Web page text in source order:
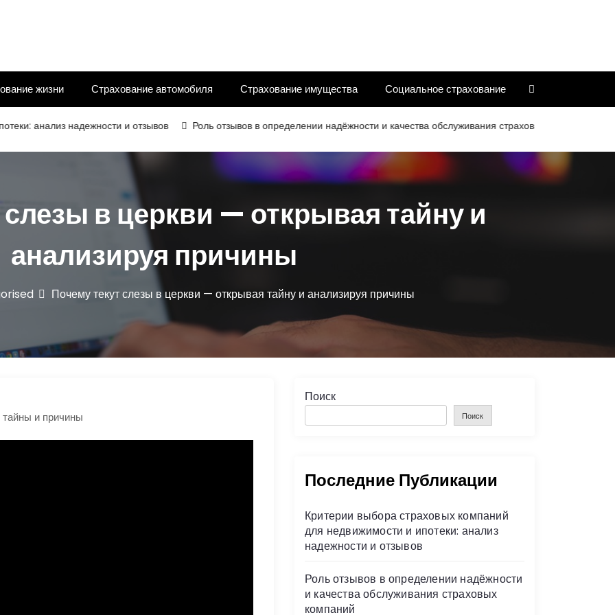
жизни Страхование автомобиля Страхование имущества Социальное страхование
надежности и отзывов Роль отзывов в определении надёжности и качества обслуживания страховых компаний
в церкви — открывая тайну и
анализируя причины
Почему текут слезы в церкви — открывая тайну и анализируя причины
Поиск
Поиск
Последние Публикации
Критерии выбора страховых компаний
для недвижимости и ипотеки: анализ
надежности и отзывов
Роль отзывов в определении надёжности
и качества обслуживания страховых
компаний